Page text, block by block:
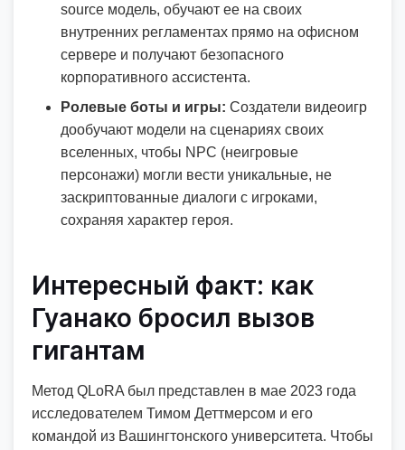
source модель, обучают ее на своих
внутренних регламентах прямо на офисном
сервере и получают безопасного
корпоративного ассистента.
Ролевые боты и игры: Создатели видеоигр
дообучают модели на сценариях своих
вселенных, чтобы NPC (неигровые
персонажи) могли вести уникальные, не
заскриптованные диалоги с игроками,
сохраняя характер героя.
Интересный факт: как
Гуанако бросил вызов
гигантам
Метод QLoRA был представлен в мае 2023 года
исследователем Тимом Деттмерсом и его
командой из Вашингтонского университета. Чтобы